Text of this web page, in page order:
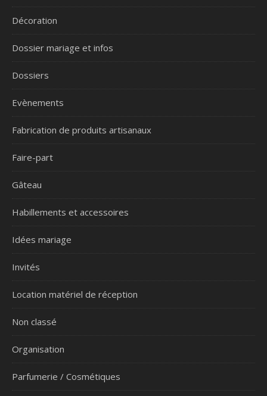
Décoration
Dossier mariage et infos
Dossiers
Evènements
Fabrication de produits artisanaux
Faire-part
Gâteau
Habillements et accessoires
Idées mariage
Invités
Location matériel de réception
Non classé
Organisation
Parfumerie / Cosmétiques